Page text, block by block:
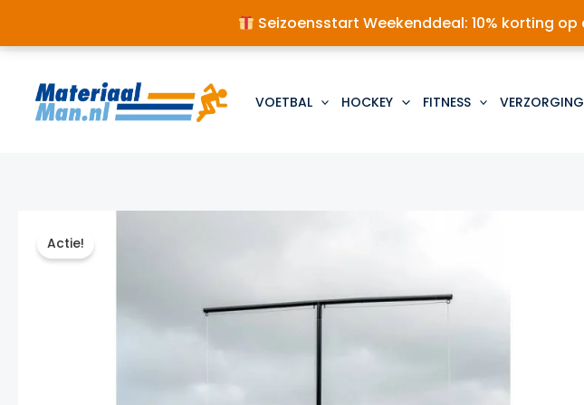
Seizoensstart Weekenddeal: 10% korting
inhoud
VOETBAL HOCKEY FITNESS VERZORGING
Actie!